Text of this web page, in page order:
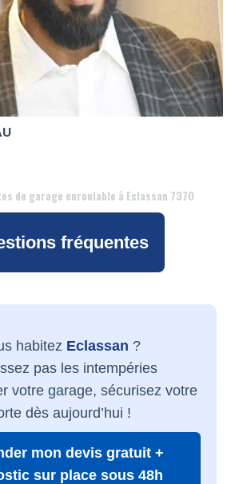
de garage enroulable à Eclassan 7370
fréquentes
habitez Eclassan ?
pas les intempéries
votre garage, sécurisez votre
dès aujourd’hui !
mon devis gratuit +
sur place sous 48h